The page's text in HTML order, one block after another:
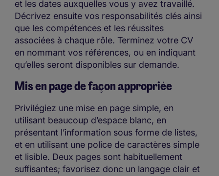
et les dates auxquelles vous y avez travaillé.
Décrivez ensuite vos responsabilités clés ainsi
que les compétences et les réussites
associées à chaque rôle. Terminez votre CV
en nommant vos références, ou en indiquant
qu’elles seront disponibles sur demande.
Mis en page de façon appropriée
Privilégiez une mise en page simple, en
utilisant beaucoup d’espace blanc, en
présentant l’information sous forme de listes,
et en utilisant une police de caractères simple
et lisible. Deux pages sont habituellement
suffisantes; favorisez donc un langage clair et